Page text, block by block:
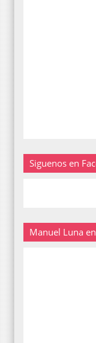
Siguenos en
Manuel Luna